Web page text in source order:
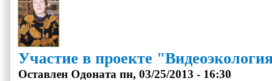
Участие в проекте
Оставлен Одоната пн, 03/25/2013 - 16:30